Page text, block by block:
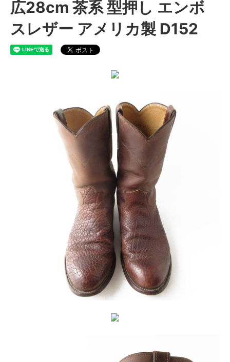
広28cm 茶系 型押し エンボ
スレザー アメリカ製 D152